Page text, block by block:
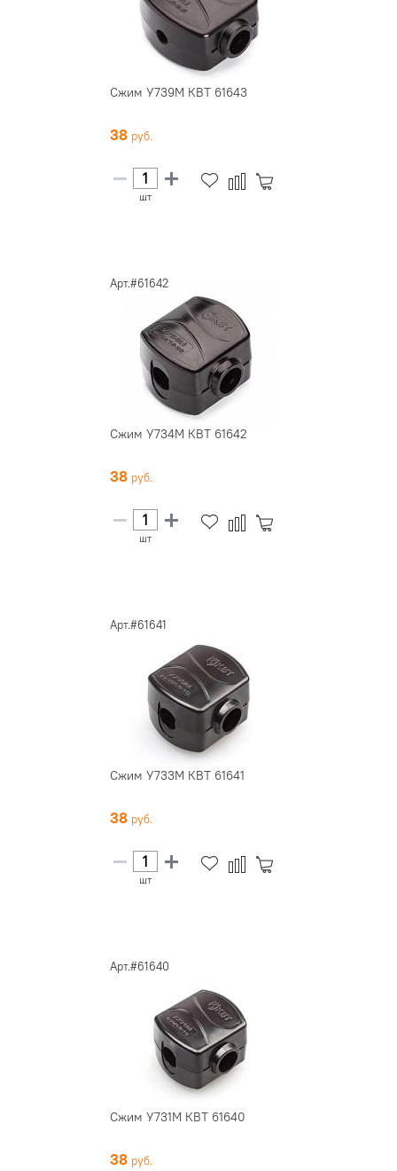
Сжим У739М КВТ 61643
38
шт
Арт.#61642
Сжим У734М КВТ 61642
38
шт
Арт.#61641
Сжим У733М КВТ 61641
38
шт
Арт.#61640
Сжим У731М КВТ 61640
38